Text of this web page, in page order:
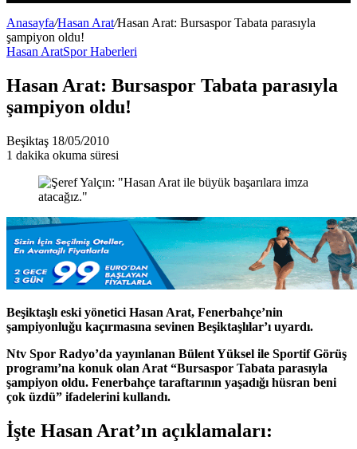
Anasayfa/Hasan Arat/Hasan Arat: Bursaspor Tabata parasıyla
şampiyon oldu!
Hasan AratSpor Haberleri
Hasan Arat: Bursaspor Tabata parasıyla
şampiyon oldu!
Beşiktaş Bir
e-
göndermek
18/05/2010
1 dakika okuma süresi
Beşiktaşlı eski yönetici Hasan Arat, Fenerbahçe’nin
şampiyonluğu kaçırmasına sevinen Beşiktaşlılar’ı uyardı.
Ntv Spor Radyo’da yayınlanan Bülent Yüksel ile Sportif Görüş
programı’na konuk olan Arat “Bursaspor Tabata parasıyla
şampiyon oldu. Fenerbahçe taraftarının yaşadığı hüsran beni
çok üzdü” ifadelerini kullandı.
İşte Hasan Arat’ın açıklamaları: